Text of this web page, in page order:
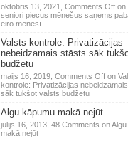
oktobris 13, 2021, Comments Offon
seniori piecus mēnešus saņems
eiro mēnesī
Valsts kontrole: Privatizācijas
nebeidzamais stāsts sāk
budžetu
maijs 16, 2019, Comments Offon
kontrole: Privatizācijas
sāk tukšot valsts budžetu
Algu kāpumu makā nejūt
jūlijs 16, 2013, 48 Comments on
makā nejūt